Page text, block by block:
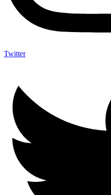
Twitter